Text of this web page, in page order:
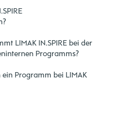
LIMAK IN.SPIRE bei der
Programms?
Programm bei LIMAK